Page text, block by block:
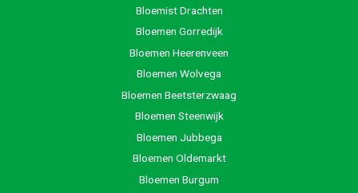
Bloemist Drachten
Bloemen Gorredijk
Bloemen Heerenveen
Bloemen Wolvega
Bloemen Beetsterzwaag
Bloemen Steenwijk
Bloemen Jubbega
Bloemen Oldemarkt
Bloemen Burgum